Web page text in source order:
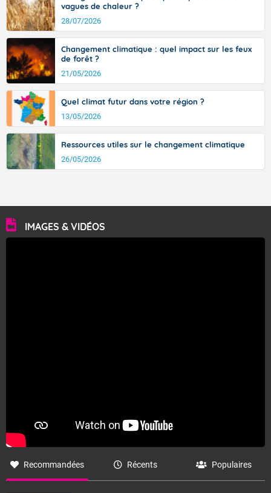
vagues de chaleur ?
28/07/2026
Changement climatique : quel impact sur les feux
de forêt ?
21/05/2026
Quel climat futur dans votre région ?
13/05/2026
Ressources utiles sur le changement climatique
26/05/2026
IMAGES & VIDÉOS
Recommandées Récents Populaires